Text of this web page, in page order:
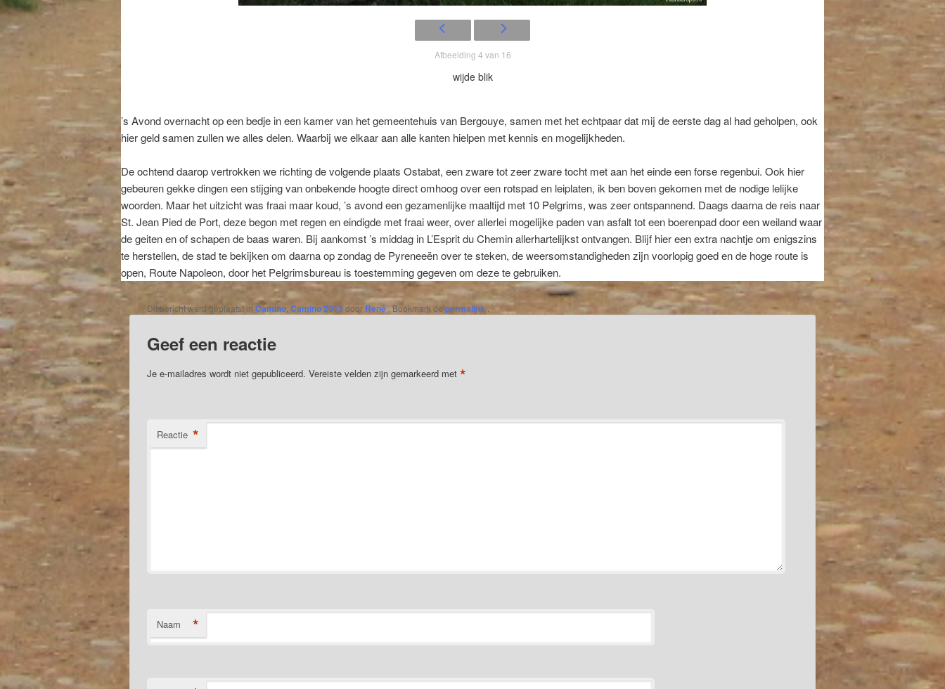
Afbeelding 4 van 16
wijde blik
’s Avond overnacht op een bedje in een kamer van het gemeentehuis van Bergouye, samen met het echtpaar dat mij de eerste dag al had geholpen, ook
hier geld samen zullen we alles delen. Waarbij we elkaar aan alle kanten hielpen met kennis en mogelijkheden.
De ochtend daarop vertrokken we richting de volgende plaats Ostabat, een zware tot zeer zware tocht met aan het einde een forse regenbui. Ook hier
gebeuren gekke dingen een stijging van onbekende hoogte direct omhoog over een rotspad en leiplaten, ik ben boven gekomen met de nodige lelijke
woorden. Maar het uitzicht was fraai maar koud, ’s avond een gezamenlijke maaltijd met 10 Pelgrims, was zeer ontspannend. Daags daarna de reis naar
St. Jean Pied de Port, deze begon met regen en eindigde met fraai weer, over allerlei mogelijke paden van asfalt tot een boerenpad door een weiland waar
de geiten en of schapen de baas waren. Bij aankomst ’s middag in L’Esprit du Chemin allerhartelijkst ontvangen. Blijf hier een extra nachtje om enigszins
te herstellen, de stad te bekijken om daarna op zondag de Pyreneeën over te steken, de weersomstandigheden zijn voorlopig goed en de hoge route is
open, Route Napoleon, door het Pelgrimsbureau is toestemming gegeven om deze te gebruiken.
Dit bericht werd geplaatst in Camino, Camino 2013 door René . Bookmark de permalink.
Geef een reactie
Je e-mailadres wordt niet gepubliceerd. Vereiste velden zijn gemarkeerd met *
Reactie *
Naam *